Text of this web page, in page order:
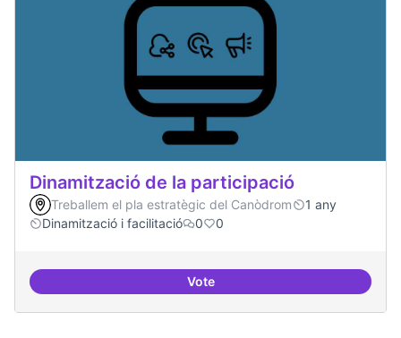
Dinamització de la participació
Treballem el pla estratègic del Canòdrom
1 any
Dinamització i facilitació
0 0
VoteDinamització de la participació